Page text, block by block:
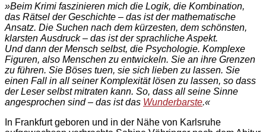
»Beim Krimi faszinieren mich die Logik, die Kombination,
das Rätsel der Geschichte – das ist der mathematische
Ansatz. Die Suchen nach dem kürzesten, dem schönsten,
klarsten Ausdruck – das ist der sprachliche Aspekt.
Und dann der Mensch selbst, die Psychologie. Komplexe
Figuren, also Menschen zu entwickeln. Sie an ihre Grenzen
zu führen. Sie Böses tuen, sie sich lieben zu lassen. Sie
einen Fall in all seiner Komplexität lösen zu lassen, so dass
der Leser selbst mitraten kann. So, dass all seine Sinne
angesprochen sind – das ist das Wunderbarste.«
In Frankfurt geboren und in der Nähe von Karlsruhe